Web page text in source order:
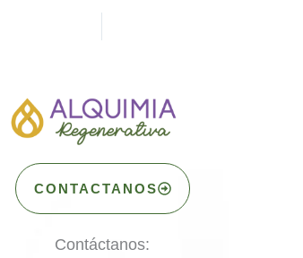
CONTACTANOS
Contáctanos: